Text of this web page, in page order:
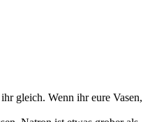
gleich. Wenn ihr eure Vasen,